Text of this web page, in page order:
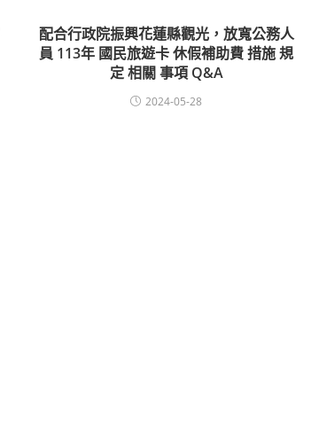
配合行政院振興花蓮縣觀光，放寬公務人
員 113年 國民旅遊卡 休假補助費 措施 規
定 相關 事項 Q&A
2024-05-28